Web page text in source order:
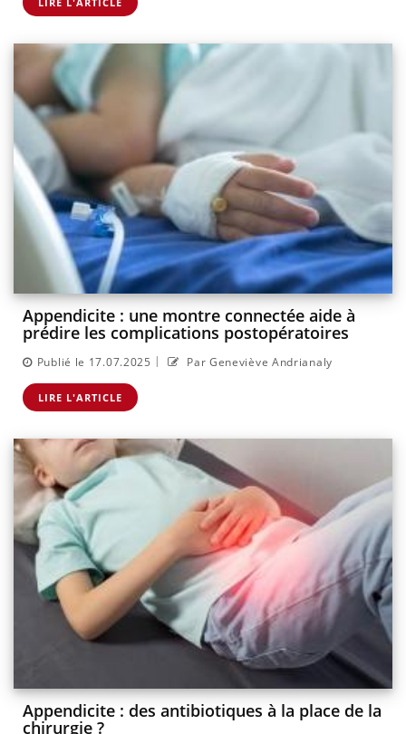
Appendicite : une montre connectée aide à
prédire les complications postopératoires
Publié le 17.07.2025 | Par Geneviève Andrianaly
LIRE L'ARTICLE
Appendicite : des antibiotiques à la place de la
chirurgie ?